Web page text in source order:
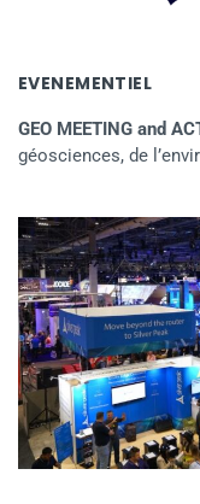
EVENEMENTIEL
GEO MEETING and
géosciences, de